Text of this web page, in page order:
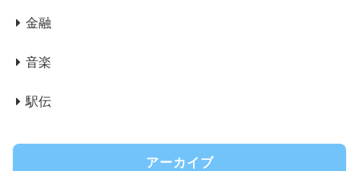
金融
音楽
駅伝
アーカイブ